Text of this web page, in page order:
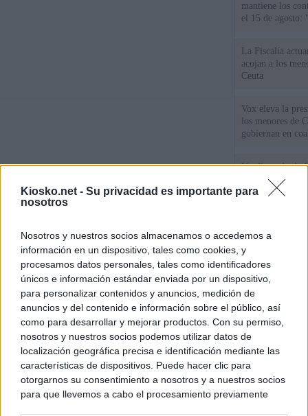
Kiosko.net - Su privacidad es importante para
nosotros
Nosotros y nuestros socios almacenamos o accedemos a
información en un dispositivo, tales como cookies, y
procesamos datos personales, tales como identificadores
únicos e información estándar enviada por un dispositivo,
para personalizar contenidos y anuncios, medición de
anuncios y del contenido e información sobre el público, así
como para desarrollar y mejorar productos. Con su permiso,
nosotros y nuestros socios podemos utilizar datos de
localización geográfica precisa e identificación mediante las
características de dispositivos. Puede hacer clic para
otorgarnos su consentimiento a nosotros y a nuestros socios
para que llevemos a cabo el procesamiento previamente
mantiene los
el 15 de agosto:
La Fiscalía
acojan a los
Ceuta
Vox eleva la
los menores de
gobiernan en
Un diputado de
ante la Fiscalía
los inmigrantes”
ministros
de Ceuta
© Kiosko.net Aviso Legal Privacidad y Cookies